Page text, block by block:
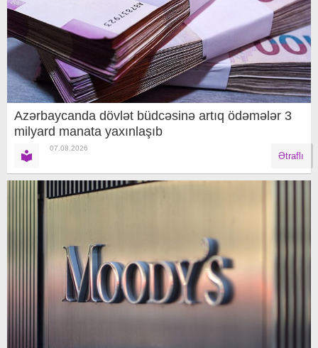
Azərbaycanda dövlət büdcəsinə artıq ödəmələr 3
milyard manata yaxınlaşıb
07.08.2026
Ətraflı